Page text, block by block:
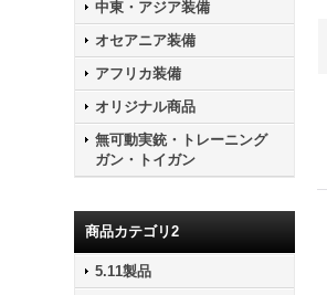
中東・アジア装備
オセアニア装備
アフリカ装備
オリジナル商品
無可動実銃・トレーニング
ガン・トイガン
商品カテゴリ2
5.11製品